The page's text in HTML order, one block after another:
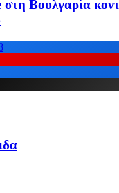
στη Βουλγαρία